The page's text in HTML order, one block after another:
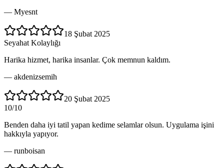
— Myesnt
18 Şubat 2025
Seyahat Kolaylığı
Harika hizmet, harika insanlar. Çok memnun kaldım.
— akdenizsemih
20 Şubat 2025
10/10
Benden daha iyi tatil yapan kedime selamlar olsun. Uygulama işini
hakkıyla yapıyor.
— runboisan